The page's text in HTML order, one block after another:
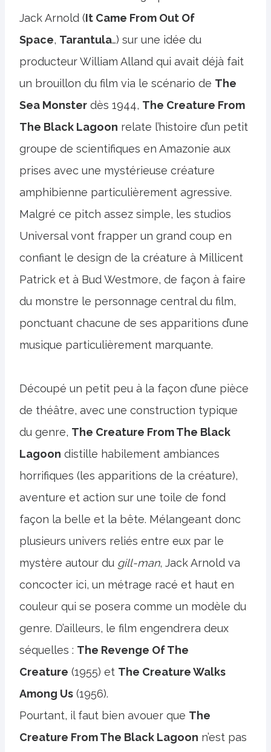
Jack Arnold (It Came From Out Of
Space, Tarantula…) sur une idée du
producteur William Alland qui avait déjà fait
un brouillon du film via le scénario de The
Sea Monster dès 1944, The Creature From
The Black Lagoon relate l’histoire d’un petit
groupe de scientifiques en Amazonie aux
prises avec une mystérieuse créature
amphibienne particulièrement agressive.
Malgré ce pitch assez simple, les studios
Universal vont frapper un grand coup en
confiant le design de la créature à Millicent
Patrick et à Bud Westmore, de façon à faire
du monstre le personnage central du film,
ponctuant chacune de ses apparitions d’une
musique particulièrement marquante.
Découpé un petit peu à la façon d’une pièce
de théâtre, avec une construction typique
du genre, The Creature From The Black
Lagoon distille habilement ambiances
horrifiques (les apparitions de la créature),
aventure et action sur une toile de fond
façon la belle et la bête. Mélangeant donc
plusieurs univers reliés entre eux par le
mystère autour du gill-man, Jack Arnold va
concocter ici, un métrage racé et haut en
couleur qui se posera comme un modèle du
genre. D’ailleurs, le film engendrera deux
séquelles : The Revenge Of The
Creature (1955) et The Creature Walks
Among Us (1956).
Pourtant, il faut bien avouer que The
Creature From The Black Lagoon n’est pas